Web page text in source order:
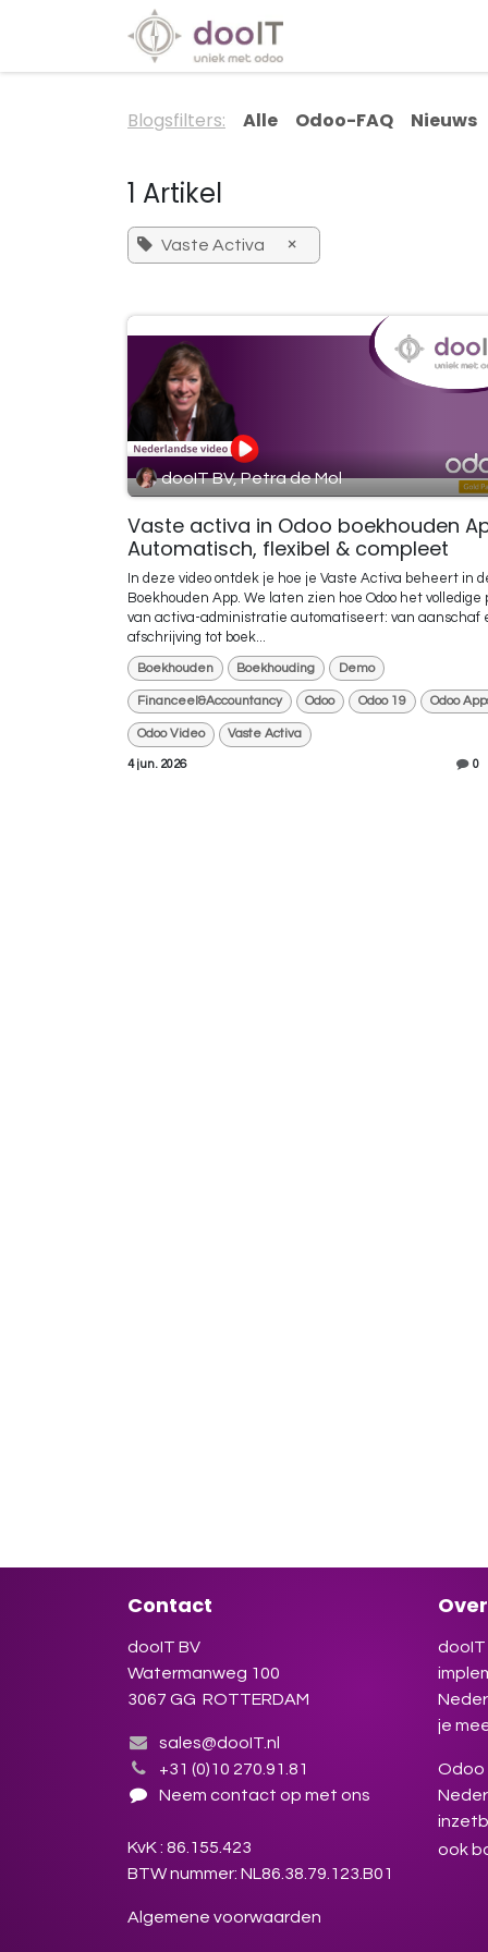
Overslaan naar inhoud
Blogsfilters: Alle Odoo-FAQ Nieuws
1 Artikel
Vaste Activa ×
dooIT BV, Petra de Mol
Vaste activa in Odoo boekhouden
Automatisch, flexibel & compleet
In deze video ontdek je hoe je Vaste Activa beheert in
Boekhouden App. We laten zien hoe Odoo het volledige
van activa-administratie automatiseert: van aanschaf
afschrijving tot boek...
Boekhouden Boekhouding Demo
Financeel&Accountancy Odoo Odoo 19 Odoo
Odoo Video Vaste Activa
4 jun. 2026 0
Contact
dooIT BV
Watermanweg 100
3067 GG ROTTERDAM
sales@dooIT.nl
+31 (0)10 270.91.81
Neem contact op met ons
KvK : 86.155.423
BTW nummer: NL86.38.79.123.B01
Algemene voorwaarden
dooIT
je
Odoo
ook